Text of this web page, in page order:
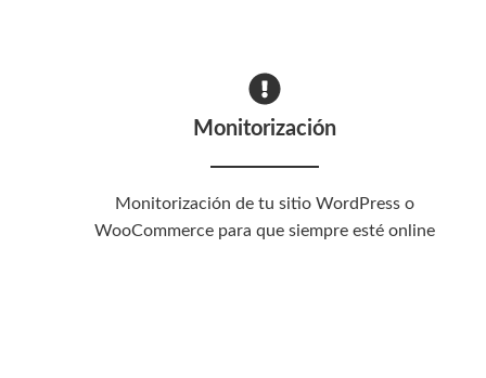
Monitorización
Monitorización de tu sitio WordPress o
WooCommerce para que siempre esté online